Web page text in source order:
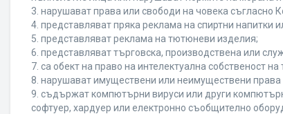
3. нарушават права или свободи на човека съгласно
4. представляват пряка реклама на спиртни напитки
5. представляват реклама на тютюневи изделия;
6. представляват търговска, производствена или
7. са обект на право на интелектуална собственост
8. нарушават имуществени или неимуществени права
9. съдържат компютърни вируси или други
софтуер, хардуер или електронно съобщително